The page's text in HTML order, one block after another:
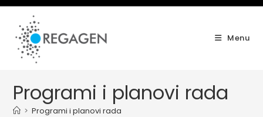
Skip
content
Menu
Programi i planovi rada
> Programi i planovi rada